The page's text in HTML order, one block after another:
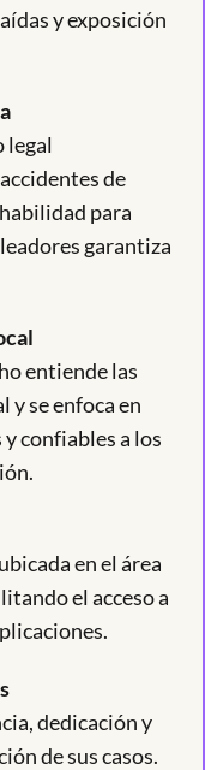
y exposición
legal
de
para
garantiza
entiende las
y se enfoca en
confiables a los
en el área
el acceso a
dedicación y
de sus casos.